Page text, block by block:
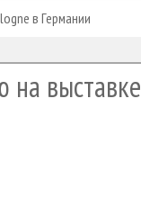
в Германии
на выставке